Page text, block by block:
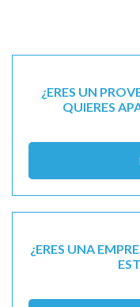
¿ERES UN
QUIERES
¿ERES UNA